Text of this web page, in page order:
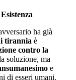
ha già
tirannia è
contro la
soluzione, ma
e
di esseri umani.